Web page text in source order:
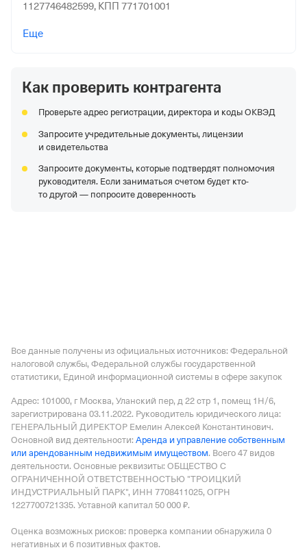
1127746482599, КПП 771701001
ООО "СТРОЙДОРСЕРВИС"
АО "ОПК"—Действующая организация,Регистрация
503301001
АО "НОРИЛЬСКГАЗПРОМ"—Действующая
организация,
2457002628,ОГРН 1022401623408,КПП 245701001
НАО "МФК СЕВЕРО-ЗАПАД"—Действующая
Еще
Как проверить контрагента
Проверьте адрес регистрации, директора и коды ОКВЭД
Запросите учредительные документы, лицензии
и свидетельства
Запросите документы, которые подтвердят полномочия
руководителя. Если заниматься счетом будет кто-
то другой — попросите доверенность
Все данные получены из официальных источников: Федеральной
налоговой службы, Федеральной службы государственной
статистики, Единой информационной системы в сфере закупок
Адрес: 101000, г Москва, Уланский пер, д 22 стр 1, помещ 1Н/6,
зарегистрирована 03.11.2022. Руководитель юридического лица:
ГЕНЕРАЛЬНЫЙ ДИРЕКТОР Емелин Алексей Константинович.
Основной вид деятельности: Аренда и управление собственным
или арендованным недвижимым имуществом. Всего 47 видов
деятельности. Основные реквизиты: ОБЩЕСТВО С
ОГРАНИЧЕННОЙ ОТВЕТСТВЕННОСТЬЮ "ТРОИЦКИЙ
ИНДУСТРИАЛЬНЫЙ ПАРК", ИНН 7708411025, ОГРН
1227700721335. Уставной капитал 50 000 ₽.
Оценка возможных рисков: проверка компании обнаружила 0
негативных и 6 позитивных фактов.